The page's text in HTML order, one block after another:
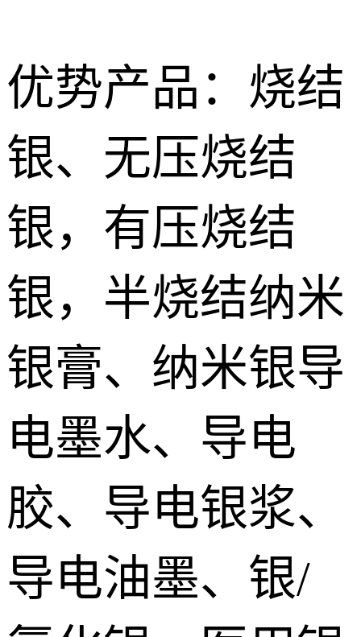
优势产品：烧结
银、无压烧结
银，有压烧结
银，半烧结纳米
银膏、纳米银导
电墨水、导电
胶、导电银浆、
导电油墨、银/
Nano
silver paste
Silver
conductive
adhesive
低温导电银
浆 Low
temperature
conductive
特种胶粘剂
Special
adhesive
有压烧结纳米银膏Pressurize sintered nano silver paste
纳米银浆 Nano silver paste
氮化铝/金刚石烧结银 AlN/Diamond sintered silver Paste